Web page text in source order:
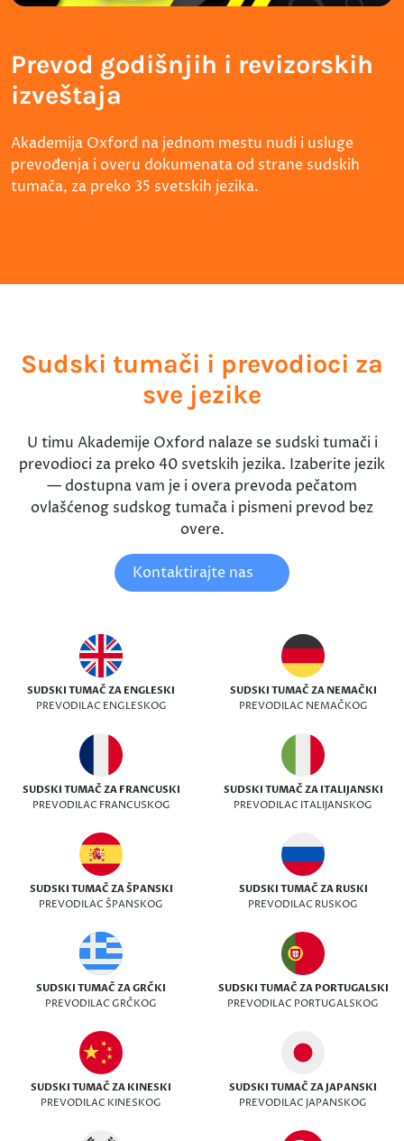
Prevod godišnjih i revizorskih
izveštaja
Akademija Oxford na jednom mestu nudi i usluge
prevođenja i overu dokumenata od strane sudskih
tumača, za preko 35 svetskih jezika.
Sudski tumači i prevodioci za
sve jezike
U timu Akademije Oxford nalaze se sudski tumači i
prevodioci za preko 40 svetskih jezika. Izaberite jezik
— dostupna vam je i overa prevoda pečatom
ovlašćenog sudskog tumača i pismeni prevod bez
overe.
Kontaktirajte nas
SUDSKI TUMAČ ZA ENGLESKI
PREVODILAC ENGLESKOG
SUDSKI TUMAČ ZA NEMAČKI
PREVODILAC NEMAČKOG
SUDSKI TUMAČ ZA FRANCUSKI
PREVODILAC FRANCUSKOG
SUDSKI TUMAČ ZA ITALIJANSKI
PREVODILAC ITALIJANSKOG
SUDSKI TUMAČ ZA ŠPANSKI
PREVODILAC ŠPANSKOG
SUDSKI TUMAČ ZA RUSKI
PREVODILAC RUSKOG
SUDSKI TUMAČ ZA GRČKI
PREVODILAC GRČKOG
SUDSKI TUMAČ ZA PORTUGALSKI
PREVODILAC PORTUGALSKOG
SUDSKI TUMAČ ZA KINESKI
PREVODILAC KINESKOG
SUDSKI TUMAČ ZA JAPANSKI
PREVODILAC JAPANSKOG